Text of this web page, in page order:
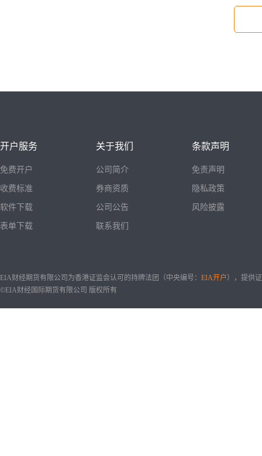
开户服务
免费开户
收费标准
软件下载
表单下载
关于我们
公司简介
券商资质
公司公告
联系我们
条款声明
免责声明
隐私政策
风险披露
EIA财经期货有限公司为香港证监会认可的持牌法团（中央编号： EIA开户 ），提供
©EIA财经国际期货有限公司 版权所有